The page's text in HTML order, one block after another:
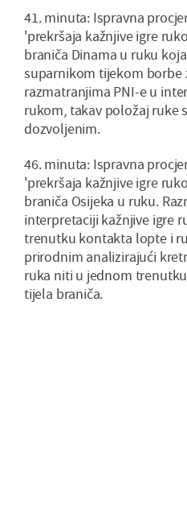
41. minuta: Ispravna
'prekršaja kažnjive igre
braniča Dinama u ruku
suparnikom tijekom borbe
razmatranjima PNI-e u
rukom, takav položaj ruke
dozvoljenim.
46. minuta: Ispravna
'prekršaja kažnjive igre
braniča Osijeka u ruku.
interpretaciji kažnjive igre
trenutku kontakta lopte i
prirodnim analizirajući
ruka niti u jednom
tijela braniča.